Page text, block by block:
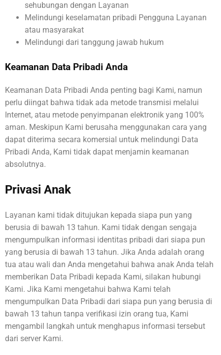
sehubungan dengan Layanan
Melindungi keselamatan pribadi Pengguna Layanan
atau masyarakat
Melindungi dari tanggung jawab hukum
Keamanan Data Pribadi Anda
Keamanan Data Pribadi Anda penting bagi Kami, namun
perlu diingat bahwa tidak ada metode transmisi melalui
Internet, atau metode penyimpanan elektronik yang 100%
aman. Meskipun Kami berusaha menggunakan cara yang
dapat diterima secara komersial untuk melindungi Data
Pribadi Anda, Kami tidak dapat menjamin keamanan
absolutnya.
Privasi Anak
Layanan kami tidak ditujukan kepada siapa pun yang
berusia di bawah 13 tahun. Kami tidak dengan sengaja
mengumpulkan informasi identitas pribadi dari siapa pun
yang berusia di bawah 13 tahun. Jika Anda adalah orang
tua atau wali dan Anda mengetahui bahwa anak Anda telah
memberikan Data Pribadi kepada Kami, silakan hubungi
Kami. Jika Kami mengetahui bahwa Kami telah
mengumpulkan Data Pribadi dari siapa pun yang berusia di
bawah 13 tahun tanpa verifikasi izin orang tua, Kami
mengambil langkah untuk menghapus informasi tersebut
dari server Kami.